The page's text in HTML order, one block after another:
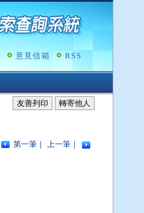
意見信箱 RSS
友善列印 轉寄他人
第一筆 ｜ 上一筆 ｜